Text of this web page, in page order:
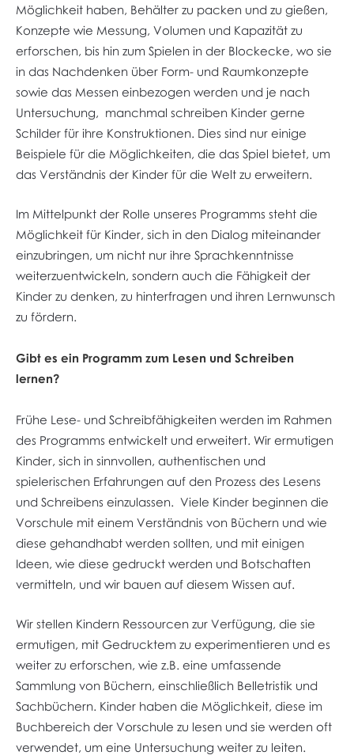
Möglichkeit haben, Behälter zu packen und zu gießen,
Konzepte wie Messung, Volumen und Kapazität zu
erforschen, bis hin zum Spielen in der Blockecke, wo sie
in das Nachdenken über Form- und Raumkonzepte
sowie das Messen einbezogen werden und je nach
Untersuchung, manchmal schreiben Kinder gerne
Schilder für ihre Konstruktionen. Dies sind nur einige
Beispiele für die Möglichkeiten, die das Spiel bietet, um
das Verständnis der Kinder für die Welt zu erweitern.
Im Mittelpunkt der Rolle unseres Programms steht die
Möglichkeit für Kinder, sich in den Dialog miteinander
einzubringen, um nicht nur ihre Sprachkenntnisse
weiterzuentwickeln, sondern auch die Fähigkeit der
Kinder zu denken, zu hinterfragen und ihren Lernwunsch
zu fördern.
Gibt es ein Programm zum Lesen und Schreiben
lernen?
Frühe Lese- und Schreibfähigkeiten werden im Rahmen
des Programms entwickelt und erweitert. Wir ermutigen
Kinder, sich in sinnvollen, authentischen und
spielerischen Erfahrungen auf den Prozess des Lesens
und Schreibens einzulassen. Viele Kinder beginnen die
Vorschule mit einem Verständnis von Büchern und wie
diese gehandhabt werden sollten, und mit einigen
Ideen, wie diese gedruckt werden und Botschaften
vermitteln, und wir bauen auf diesem Wissen auf.
Wir stellen Kindern Ressourcen zur Verfügung, die sie
ermutigen, mit Gedrucktem zu experimentieren und es
weiter zu erforschen, wie z.B. eine umfassende
Sammlung von Büchern, einschließlich Belletristik und
Sachbüchern. Kinder haben die Möglichkeit, diese im
Buchbereich der Vorschule zu lesen und sie werden oft
verwendet, um eine Untersuchung weiter zu leiten.